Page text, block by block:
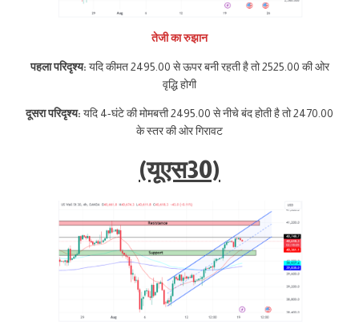
तेजी का रुझान
पहला परिदृश्य: यदि कीमत 2495.00 से ऊपर बनी रहती है तो 2525.00 की ओर
वृद्धि होगी
दूसरा परिदृश्य: यदि 4-घंटे की मोमबत्ती 2495.00 से नीचे बंद होती है तो 2470.00
के स्तर की ओर गिरावट
(यूएस30)